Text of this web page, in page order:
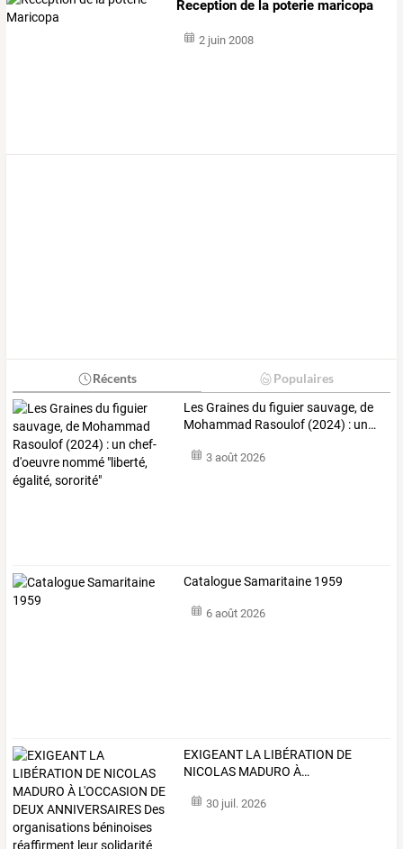
Reception de la poterie maricopa
2 juin 2008
Récents Populaires
LesGrainesdu figuiersauvage, de
Mohammad Rasoulof (2024) : un…
3 août 2026
Catalogue Samaritaine 1959
6 août 2026
EXIGEANT LA LIBÉRATION DE
NICOLAS MADURO À…
30 juil. 2026